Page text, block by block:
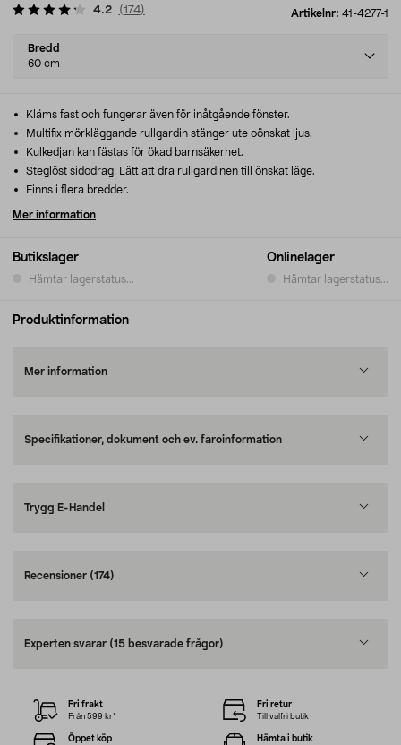
Artikelnr: 41-4277-1
4.2 (174)
Select
variant
Bredd
60 cm
Butikslager
Hämtar lagerstatus...
Onlinelager
Hämtar lagerstatus...
Kläms fast och fungerar även för inåtgående fönster.
Multifix mörkläggande rullgardin stänger ute oönskat ljus.
Kulkedjan kan fästas för ökad barnsäkerhet.
Steglöst sidodrag: Lätt att dra rullgardinen till önskat läge.
Finns i flera bredder.
Mer information
Produktinformation
Mer information
Specifikationer, dokument och ev. faroinformation
Trygg E-Handel
Recensioner (174)
Experten svarar (15 besvarade frågor)
Fri frakt
Från 599 kr*
Fri retur
Till valfri butik
Öppet köp Hämta i butik